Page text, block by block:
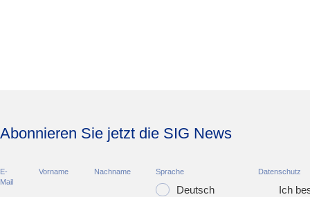
Abonnieren Sie jetzt die SIG News
E-
Mail
Vorname Nachname Sprache
Deutsch
Datenschutz
Ich